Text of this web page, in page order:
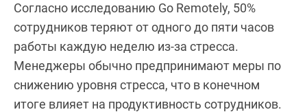
Согласно исследованию Go Remotely, 50%
сотрудников теряют от одного до пяти часов
работы каждую неделю из-за стресса.
Менеджеры обычно предпринимают меры по
снижению уровня стресса, что в конечном
итоге влияет на продуктивность сотрудников.